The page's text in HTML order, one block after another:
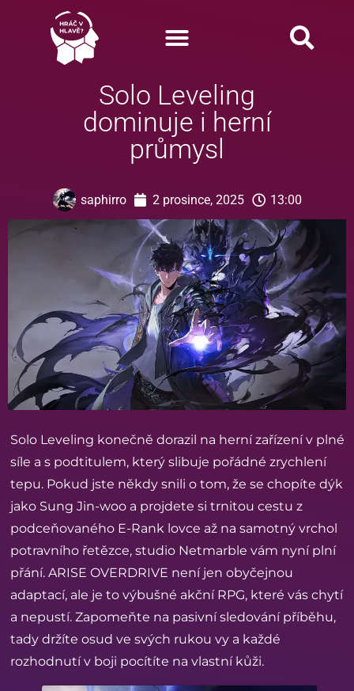
Solo Leveling
dominuje i herní
průmysl
saphirro 2 prosince, 2025 13:00
Solo Leveling konečně dorazil na herní zařízení v plné
síle a s podtitulem, který slibuje pořádné zrychlení
tepu. Pokud jste někdy snili o tom, že se chopíte dýk
jako Sung Jin-woo a projdete si trnitou cestu z
podceňovaného E-Rank lovce až na samotný vrchol
potravního řetězce, studio Netmarble vám nyní plní
přání. ARISE OVERDRIVE není jen obyčejnou
adaptací, ale je to výbušné akční RPG, které vás chytí
a nepustí. Zapomeňte na pasivní sledování příběhu,
tady držíte osud ve svých rukou vy a každé
rozhodnutí v boji pocítíte na vlastní kůži.